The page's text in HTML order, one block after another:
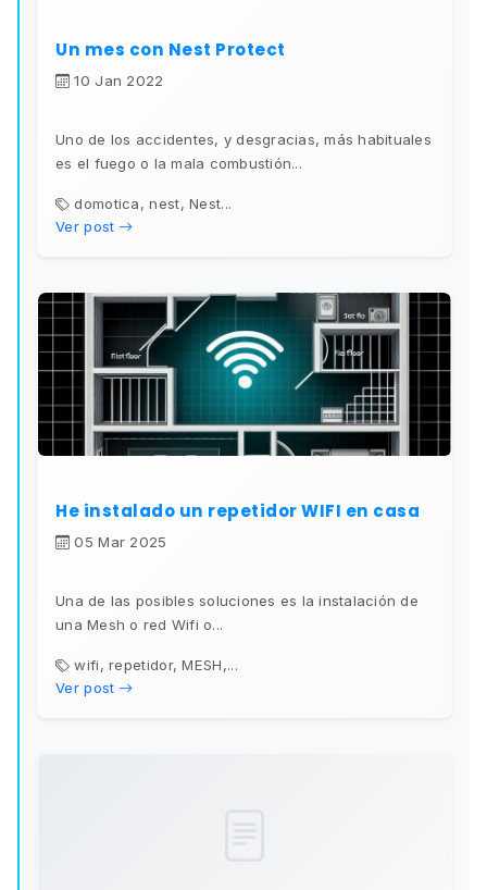
Un mes con Nest Protect
10 Jan 2022
Uno de los accidentes, y desgracias, más habituales
es el fuego o la mala combustión...
domotica, nest, Nest...
Ver post
He instalado un repetidor WIFI en casa
05 Mar 2025
Una de las posibles soluciones es la instalación de
una Mesh o red Wifi o...
wifi, repetidor, MESH,...
Ver post